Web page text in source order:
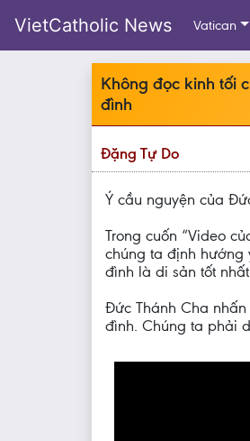
VietCatholic News Vatican
Không đọc kinh tối
đình
Đặng Tự Do
Ý cầu nguyện của
Trong cuốn “Video
chúng ta định hướng
đình là di sản tốt
Đức Thánh Cha
đình. Chúng ta phải